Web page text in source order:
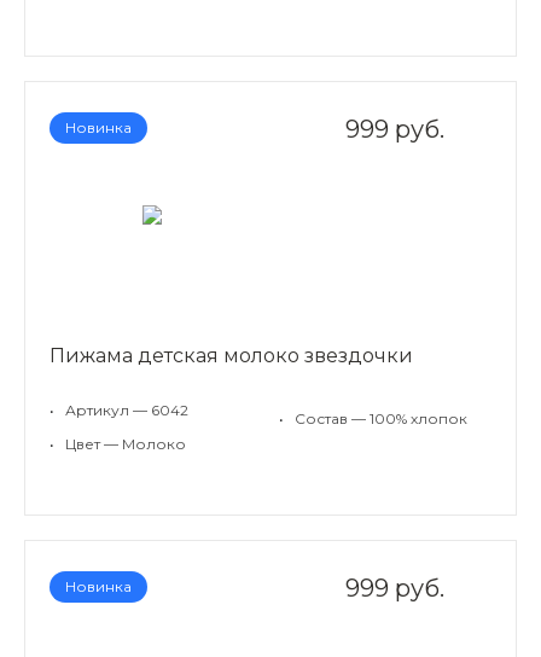
Новинка 999 руб.
Пижама детская молоко звездочки
•
Артикул — 6042
•
Цвет — Молоко
• Состав — 100% хлопок
Новинка 999 руб.